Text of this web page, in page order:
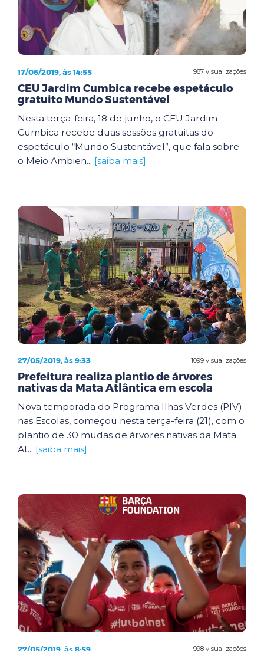
987 visualizações
17/06/2019, às 14:55
CEU Jardim Cumbica recebe espetáculo
gratuito Mundo Sustentável
Nesta terça-feira, 18 de junho, o CEU Jardim
Cumbica recebe duas sessões gratuitas do
espetáculo “Mundo Sustentável”, que fala sobre
o Meio Ambien... [saiba mais]
1099 visualizações
27/05/2019, às 9:33
Prefeitura realiza plantio de árvores
nativas da Mata Atlântica em escola
Nova temporada do Programa Ilhas Verdes (PIV)
nas Escolas, começou nesta terça-feira (21), com o
plantio de 30 mudas de árvores nativas da Mata
At... [saiba mais]
998 visualizações
27/05/2019, às 8:59